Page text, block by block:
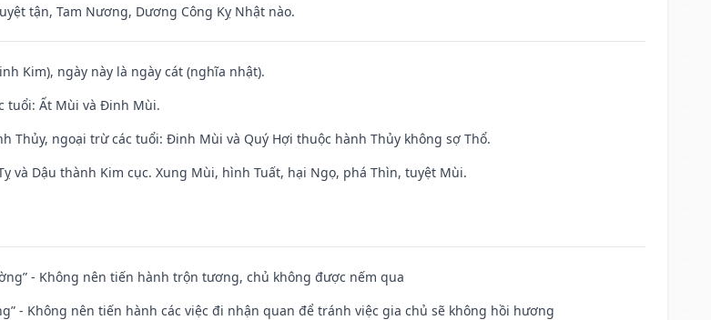
tận, Tam Nương, Dương Công Kỵ Nhật nào.
Kim), ngày này là ngày cát (nghĩa nhật).
tuổi: Ất Mùi và Đinh Mùi.
Thủy, ngoại trừ các tuổi: Đinh Mùi và Quý Hợi thuộc hành Thủy không sợ Thổ.
và Dậu thành Kim cục. Xung Mùi, hình Tuất, hại Ngọ, phá Thìn, tuyệt Mùi.
- Không nên tiến hành trộn tương, chủ không được nếm qua
- Không nên tiến hành các việc đi nhận quan để tránh việc gia chủ sẽ không hồi hương